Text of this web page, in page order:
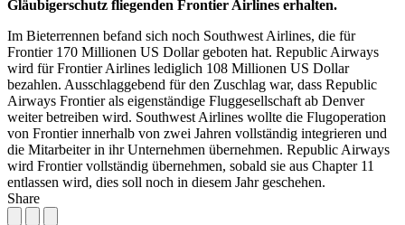
Gläubigerschutz fliegenden Frontier Airlines erhalten.
Im Bieterrennen befand sich noch Southwest Airlines, die für
Frontier 170 Millionen US Dollar geboten hat. Republic Airways
wird für Frontier Airlines lediglich 108 Millionen US Dollar
bezahlen. Ausschlaggebend für den Zuschlag war, dass Republic
Airways Frontier als eigenständige Fluggesellschaft ab Denver
weiter betreiben wird. Southwest Airlines wollte die Flugoperation
von Frontier innerhalb von zwei Jahren vollständig integrieren und
die Mitarbeiter in ihr Unternehmen übernehmen. Republic Airways
wird Frontier vollständig übernehmen, sobald sie aus Chapter 11
entlassen wird, dies soll noch in diesem Jahr geschehen.
Share